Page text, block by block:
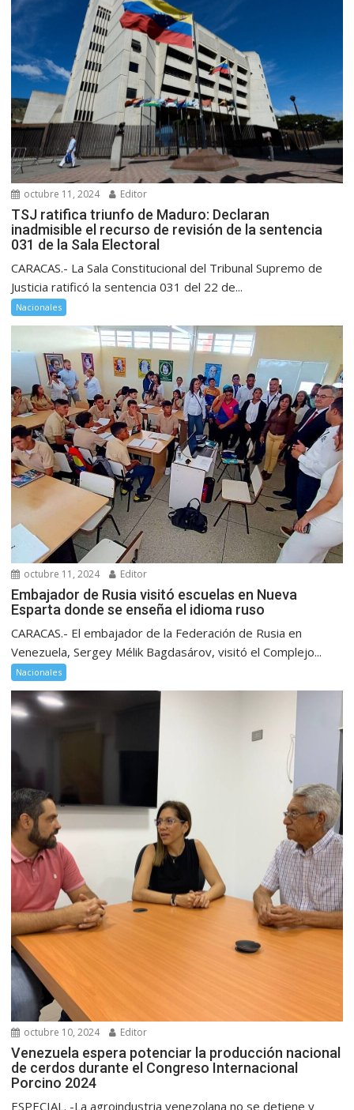
octubre 11, 2024 Editor
TSJ ratifica triunfo de Maduro: Declaran
inadmisible el recurso de revisión de la sentencia
031 de la Sala Electoral
CARACAS.- La Sala Constitucional del Tribunal Supremo de
Justicia ratificó la sentencia 031 del 22 de...
Nacionales
octubre 11, 2024 Editor
Embajador de Rusia visitó escuelas en Nueva
Esparta donde se enseña el idioma ruso
CARACAS.- El embajador de la Federación de Rusia en
Venezuela, Sergey Mélik Bagdasárov, visitó el Complejo...
Nacionales
octubre 10, 2024 Editor
Venezuela espera potenciar la producción nacional
de cerdos durante el Congreso Internacional
Porcino 2024
ESPECIAL. -La agroindustria venezolana no se detiene y